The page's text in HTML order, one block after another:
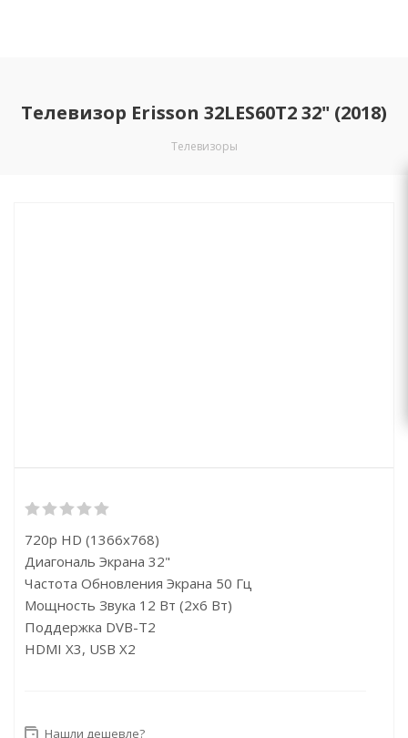
Телевизор Erisson 32LES60T2 32" (2018)
Телевизоры
720p HD (1366x768)
Диагональ Экрана 32"
Частота Обновления Экрана 50 Гц
Мощность Звука 12 Вт (2х6 Вт)
Поддержка DVB-T2
HDMI X3, USB X2
Нашли дешевле?